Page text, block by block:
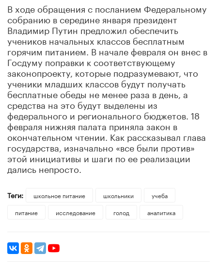
В ходе обращения с посланием Федеральному
собранию в середине января президент
Владимир Путин предложил обеспечить
учеников начальных классов бесплатным
горячим питанием. В начале февраля он внес в
Госдуму поправки к соответствующему
законопроекту, которые подразумевают, что
ученики младших классов будут получать
бесплатные обеды не менее раза в день, а
средства на это будут выделены из
федерального и регионального бюджетов. 18
февраля нижняя палата приняла закон в
окончательном чтении. Как рассказывал глава
государства, изначально «все были против»
этой инициативы и шаги по ее реализации
дались непросто.
Теги: школьное питание школьники
учеба
питание
исследование голод аналитика